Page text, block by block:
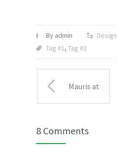
By admin Design
Tag #1, Tag #2
Mauris at
sem vel
8 Comments